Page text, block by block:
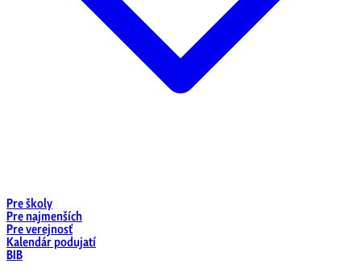
Pre školy
Pre najmenších
Pre verejnosť
Kalendár podujatí
BIB